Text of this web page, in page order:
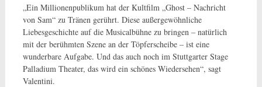
„Ein Millionenpublikum hat der Kultfilm „Ghost – Nachricht
von Sam“ zu Tränen gerührt. Diese außergewöhnliche
Liebesgeschichte auf die Musicalbühne zu bringen – natürlich
mit der berühmten Szene an der Töpferscheibe – ist eine
wunderbare Aufgabe. Und das auch noch im Stuttgarter Stage
Palladium Theater, das wird ein schönes Wiedersehen“, sagt
Valentini.